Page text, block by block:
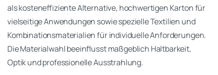
als kosteneffiziente Alternative, hochwertigen Karton für
vielseitige Anwendungen sowie spezielle Textilien und
Kombinationsmaterialien für individuelle Anforderungen.
Die Materialwahl beeinflusst maßgeblich Haltbarkeit,
Optik und professionelle Ausstrahlung.